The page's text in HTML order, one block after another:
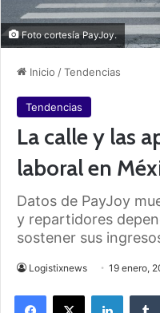
Foto cortesía PayJoy.
Inicio /Tendencias
Tendencias
La calle y las
laboral en
Datos de PayJoy
y repartidores
sostener sus
Logistixnews 19 enero,